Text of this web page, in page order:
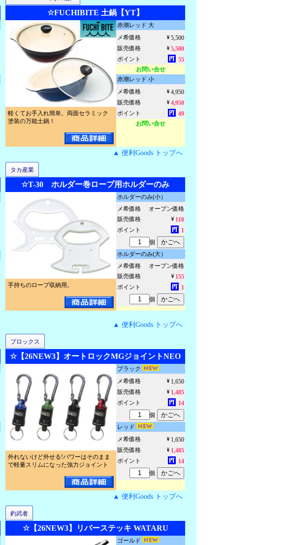
☆FUCHIBITE 土鍋【YT】
軽くてお手入れ簡単。両面セラミック
塗装の万能土鍋！
赤潮レッド 大
メ希価格
5,500
販売価格
5,500
ポイント
55
お問い合せ
赤潮レッド 小
メ希価格
4,950
販売価格
4,950
ポイント
49
お問い合せ
▲ 便利Goods トップへ
タカ産業
☆T-30 ホルダー巻ロープ用ホルダーのみ
手持ちのロープ収納用。
ホルダーのみ(小）
メ希価格
オープン価格
販売価格
110
ポイント
1
個
ホルダーのみ(大）
メ希価格
オープン価格
販売価格
155
ポイント
1
個
▲ 便利Goods トップへ
プロックス
☆【26NEW3】オートロックMGジョイントNEO
外れないけど外せる!パワーはそのまま
で軽量スリムになった強力ジョイント
ブラック
メ希価格
1,650
販売価格
1,485
ポイント
14
個
レッド
メ希価格
1,650
販売価格
1,485
ポイント
14
個
▲ 便利Goods トップへ
釣武者
☆【26NEW3】リバーステッキ WATARU
ゴールド